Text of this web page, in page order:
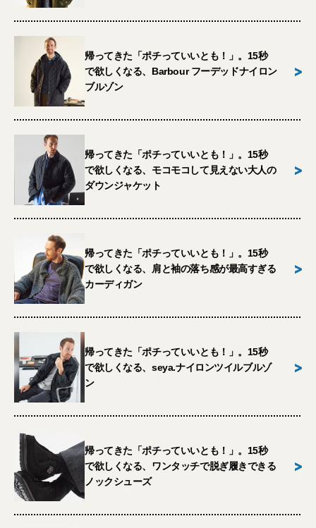
帰ってきた「ポチっていいとも！」。15秒
で欲しくなる、Barbour フーデッドナイロン
ブルゾン
>
帰ってきた「ポチっていいとも！」。15秒
で欲しくなる、モコモコして見えない大人の
ダウンジャケット
>
帰ってきた「ポチっていいとも！」。15秒
で欲しくなる、肩と袖の落ち感が最高すぎる
カーディガン
>
帰ってきた「ポチっていいとも！」。15秒
で欲しくなる、seya.ナイロンツイルブルゾ
ン
>
帰ってきた「ポチっていいとも！」。15秒
で欲しくなる、ワンタッチで脱ぎ履きできる
ノックシューズ
>